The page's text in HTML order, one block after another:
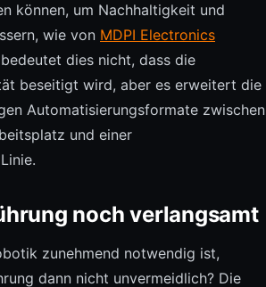
können, um Nachhaltigkeit und
wie von MDPI Electronics
dies nicht, dass die
beseitigt wird, aber es erweitert die
Automatisierungsformate zwischen
und einer
noch verlangsamt
zunehmend notwendig ist,
dann nicht unvermeidlich? Die